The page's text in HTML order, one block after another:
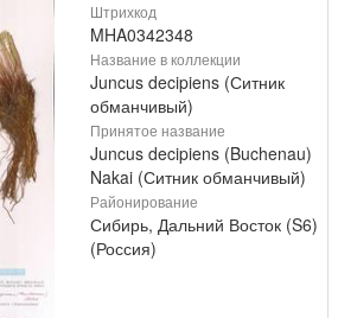
Штрихкод
MHA0342348
Название в коллекции
Juncus decipiens (Ситник
обманчивый)
Принятое название
Juncus decipiens (Buchenau)
Nakai (Ситник обманчивый)
Районирование
Сибирь, Дальний Восток (S6)
(Россия)